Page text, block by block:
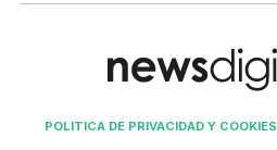
POLITICA DE PRIVACIDAD Y COOKIES